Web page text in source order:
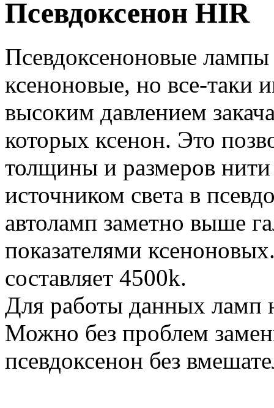
Псевдоксенон HIR
Псевдоксеноновые
ксеноновые, но все-таки
высоким давлением
которых ксенон. Это
толщины и размеров нити
источником света в
автоламп заметно выше
показателями
составляет 4500k.
Для работы данных ламп
Можно без проблем
псевдоксенон без